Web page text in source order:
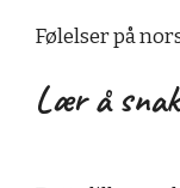
Følelser på
Lær å